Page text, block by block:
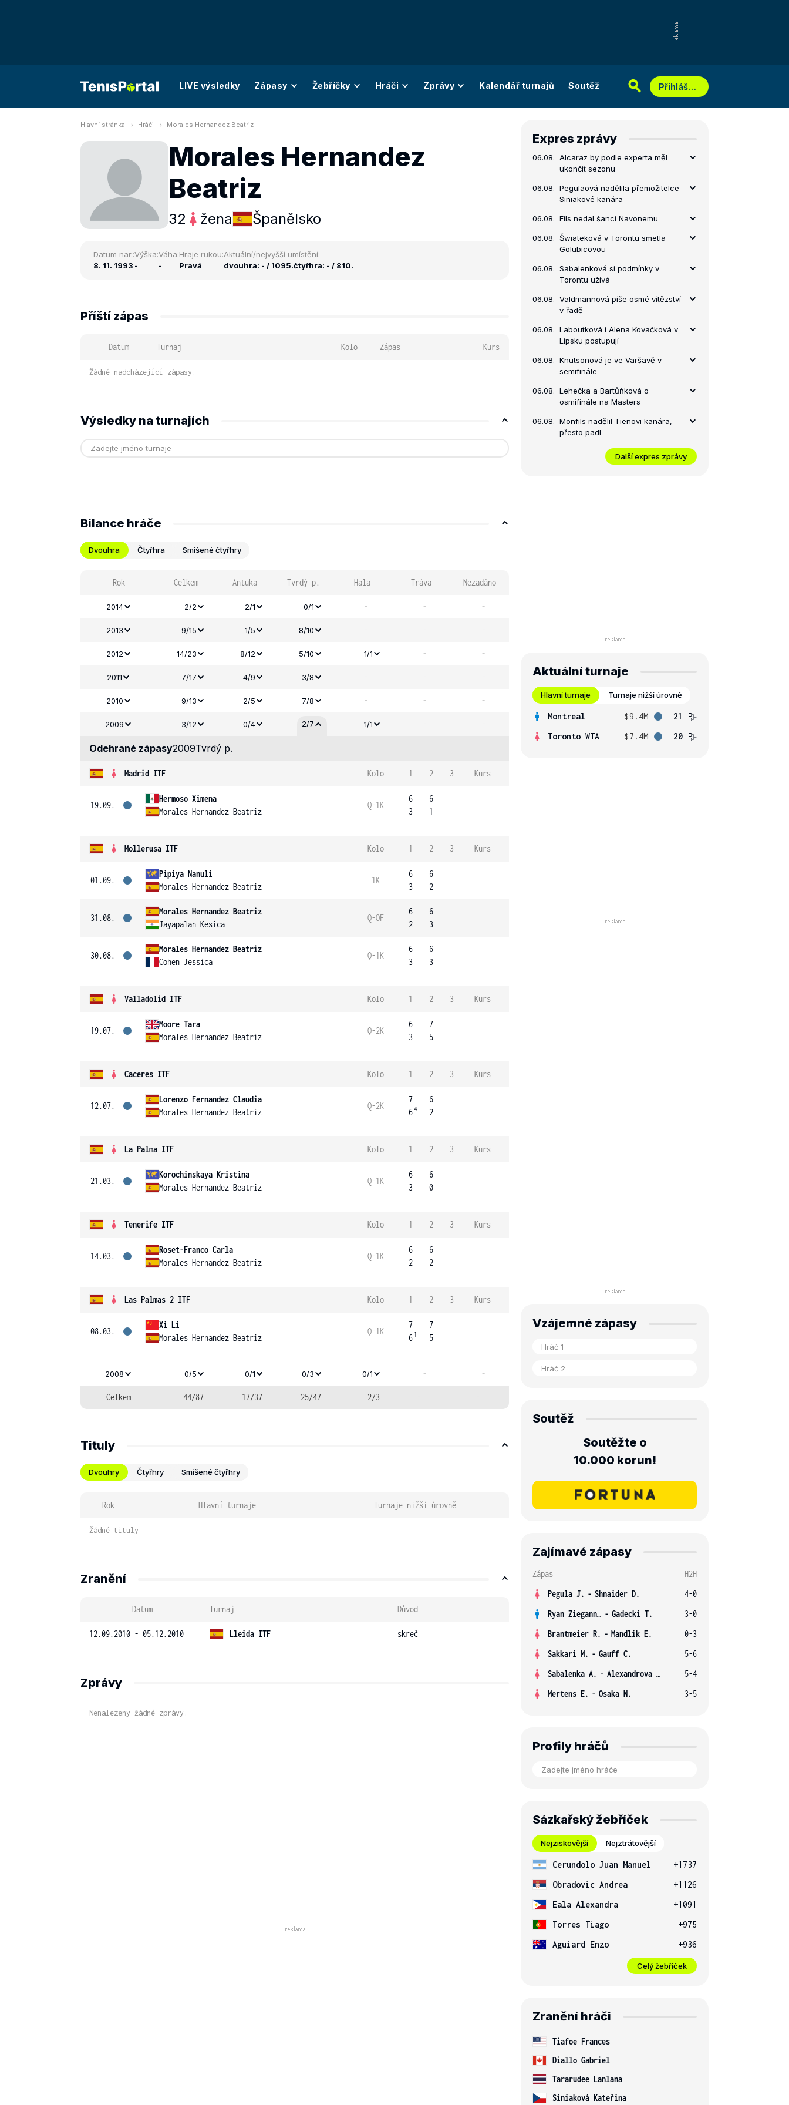
LIVE výsledky Zápasy Žebříčky Hráči Zprávy Kalendář turnajů Soutěž Přihlášení
Hlavní stránka Hráči Morales Hernandez Beatriz
Morales Hernandez
Beatriz
32 žena Španělsko
Datum nar.:
8. 11. 1993
Výška:
-
Váha:
-
Hraje rukou:
Pravá
Aktuální/nejvyšší umístění:
dvouhra: - / 1095.čtyřhra: - / 810.
Příští zápas
Datum Turnaj Kolo Zápas Kurs
Žádné nadcházející zápasy.
Výsledky na turnajích
Bilance hráče
Dvouhra Čtyřhra Smíšené čtyřhry
Rok Celkem Antuka Tvrdý p. Hala Tráva Nezadáno
2014 2/2 2/1 0/1 - - -
2013 9/15 1/5 8/10 - - -
2012 14/23 8/12 5/10 1/1 - -
2011 7/17 4/9 3/8 - - -
2010 9/13 2/5 7/8 - - -
2009 3/12 0/4 2/7 1/1 - -
Odehrané zápasy2009Tvrdý p.
Madrid ITF Kolo 1 2 3 Kurs
19.09.
Hermoso Ximena
Morales Hernandez Beatriz
Q-1K
6
3
6
1
Mollerusa ITF Kolo 1 2 3 Kurs
01.09.
Pipiya Nanuli
Morales Hernandez Beatriz
1K
6
3
6
2
31.08.
Morales Hernandez Beatriz
Jayapalan Kesica
Q-OF
6
2
6
3
30.08.
Morales Hernandez Beatriz
Cohen Jessica
Q-1K
6
3
6
3
Valladolid ITF Kolo 1 2 3 Kurs
19.07.
Moore Tara
Morales Hernandez Beatriz
Q-2K
6
3
7
5
Caceres ITF Kolo 1 2 3 Kurs
12.07.
Lorenzo Fernandez Claudia
Morales Hernandez Beatriz
Q-2K
7
64
6
2
La Palma ITF Kolo 1 2 3 Kurs
21.03.
Korochinskaya Kristina
Morales Hernandez Beatriz
Q-1K
6
3
6
0
Tenerife ITF Kolo 1 2 3 Kurs
14.03.
Roset-Franco Carla
Morales Hernandez Beatriz
Q-1K
6
2
6
2
Las Palmas 2 ITF Kolo 1 2 3 Kurs
08.03.
Xi Li
Morales Hernandez Beatriz
Q-1K
7
6 1
7
5
2008 0/5 0/1 0/3 0/1 - -
Celkem 44/87 17/37 25/47 2/3 - -
Tituly
Dvouhry Čtyřhry Smíšené čtyřhry
Rok Hlavní turnaje Turnaje nižší úrovně
Žádné tituly
Zranění
Datum Turnaj Důvod
12.09.2010 - 05.12.2010 Lleida ITF skreč
Zprávy
Nenalezeny žádné zprávy.
Expres zprávy
06.08. Alcaraz by podle experta měl
ukončit sezonu
06.08. Pegulaová nadělila přemožitelce
Siniakové kanára
06.08. Fils nedal šanci Navonemu
06.08. Šwiateková v Torontu smetla
Golubicovou
06.08. Sabalenková si podmínky v
Torontu užívá
06.08. Valdmannová píše osmé vítězství
v řadě
06.08. Laboutková i Alena Kovačková v
Lipsku postupují
06.08. Knutsonová je ve Varšavě v
semifinále
06.08. Lehečka a Bartůňková o
osmifinále na Masters
06.08. Monfils nadělil Tienovi kanára,
přesto padl
Další expres zprávy
Aktuální turnaje
Hlavní turnaje Turnaje nižší úrovně
Montreal $9.4M
21
Toronto WTA
$7.4M 20
Vzájemné zápasy
Soutěž
Soutěžte o
10.000 korun!
Zajímavé zápasy
Zápas
H2H
Pegula J. - Shnaider D.
4-0
Ryan Ziegann S. - Gadecki T.
3-0
Brantmeier R. - Mandlik E.
0-3
Sakkari M. - Gauff C.
5-6
Sabalenka A. - Alexandrova E.
5-4
Mertens E. - Osaka N. 3-5
Profily hráčů
Sázkařský žebříček
Nejziskovější Nejztrátovější
Cerundolo Juan Manuel
+1737
Obradovic Andrea
+1126
Eala Alexandra
+1091
Torres Tiago
+975
Aguiard Enzo
+936
Celý žebříček
Zranění hráči
Tiafoe Frances
Diallo Gabriel
Tararudee Lanlana
Siniaková Kateřina